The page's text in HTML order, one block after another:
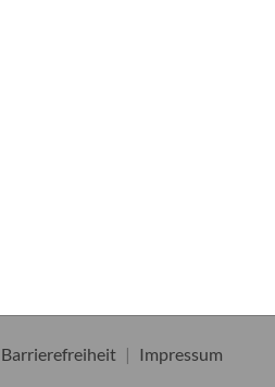
Barrierefreiheit Impressum